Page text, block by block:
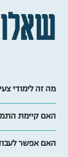
מה זה לימודי
האם קיימת
האם אפשר